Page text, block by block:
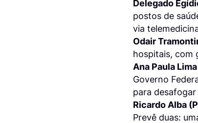
Delegado
postos de
via
Odair
hospitais, com
Ana Paula
Governo
para
Ricardo Alba
Prevê duas: